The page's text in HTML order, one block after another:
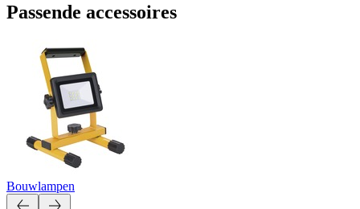
Passende accessoires
Bouwlampen